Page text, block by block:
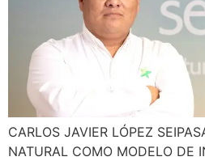
CARLOS JAVIER LÓPEZ
NATURAL COMO MODELO DE